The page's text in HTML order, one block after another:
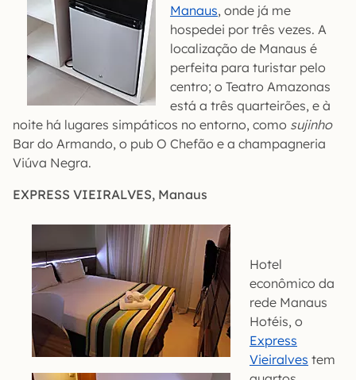
Manaus, onde já me
hospedei por três vezes. A
localização de Manaus é
perfeita para turistar pelo
centro; o Teatro Amazonas
está a três quarteirões, e à
noite há lugares simpáticos no entorno, como sujinho
Bar do Armando, o pub O Chefão e a champagneria
Viúva Negra.
EXPRESS VIEIRALVES, Manaus
Hotel
econômico da
rede Manaus
Hotéis, o
Express
Vieiralves tem